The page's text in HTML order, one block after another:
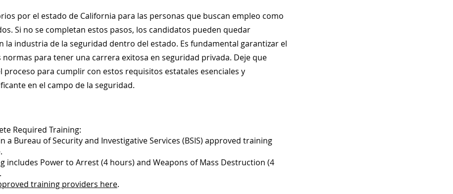
por el estado de California para las personas que buscan empleo como
Si no se completan estos pasos, los candidatos pueden quedar
la industria de la seguridad dentro del estado. Es fundamental garantizar el
para tener una carrera exitosa en seguridad privada. Deje que
proceso para cumplir con estos requisitos estatales esenciales y
en el campo de la seguridad.
Required Training:
a Bureau of Security and Investigative Services (BSIS) approved training
includes Power to Arrest (4 hours) and Weapons of Mass Destruction (4
training providers here.